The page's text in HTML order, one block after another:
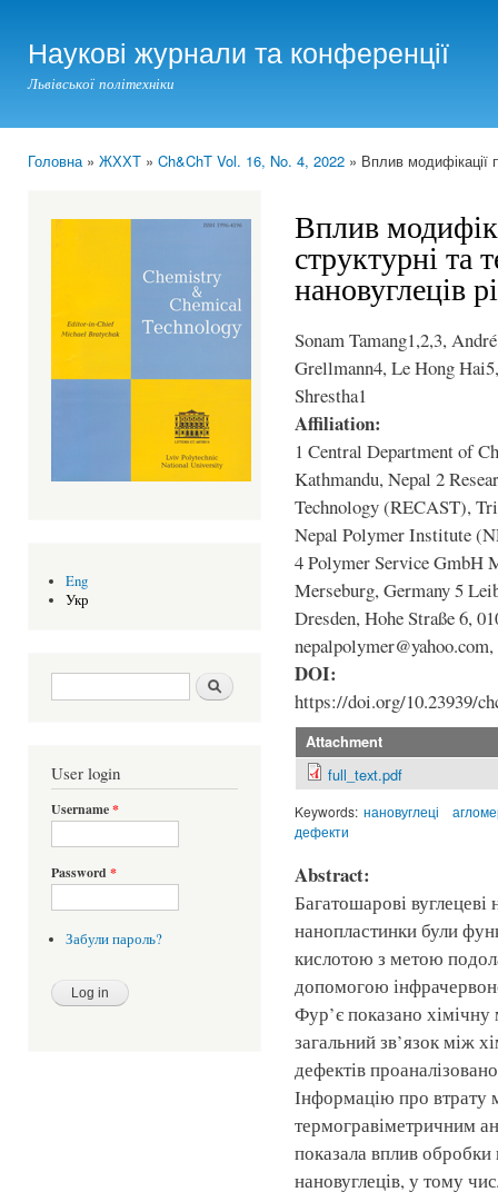
Наукові журнали та конференції
Львівської політехніки
Головна» ЖХХТ » Ch&ChT Vol. 16, No. 4, 2022 » Вплив модифікації
Eng
Укр
Search form Шукати
User login
Username*
Password *
Забули пароль?
Вплив
структурні та
нановуглеців
Sonam Tamang1,2,3,
Grellmann4, Le Hong
Shrestha1
Affiliation:
1 Central Department of
Kathmandu, Nepal 2
Technology (RECAST),
Nepal Polymer Institute
4 Polymer Service GmbH
Merseburg, Germany 5
Dresden, Hohe Straße 6,
DOI:
https://doi.org/10.23939/
Attachment
full_text.pdf
Keywords: нановуглеці
дефекти
Abstract:
Багатошарові вуглецеві
нанопластинки були
кислотою з метою
допомогою
Фур’є показано
загальний зв’язок між
дефектів
Інформацію про втрату
термогравіметричним
показала вплив
нановуглеців, у тому